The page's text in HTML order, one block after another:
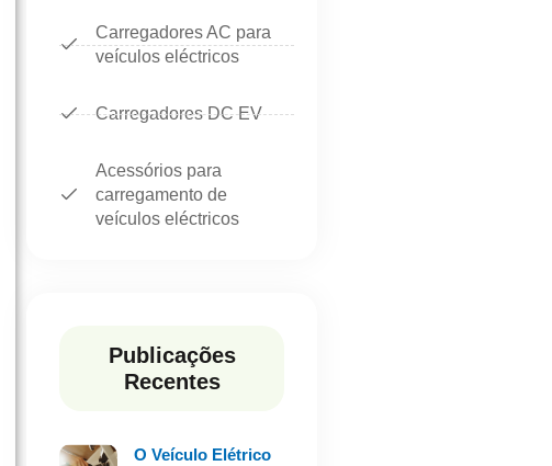
Carregadores AC para
veículos eléctricos
Carregadores DC EV
Acessórios para
carregamento de
veículos eléctricos
Publicações
Recentes
O Veículo Elétrico